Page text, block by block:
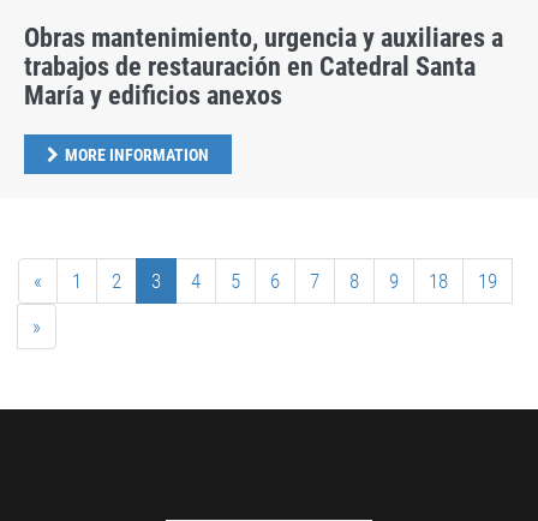
Obras mantenimiento, urgencia y auxiliares a
trabajos de restauración en Catedral Santa
María y edificios anexos
MORE INFORMATION
« 1 2 3 4 5 6 7 8 9 18
19
»